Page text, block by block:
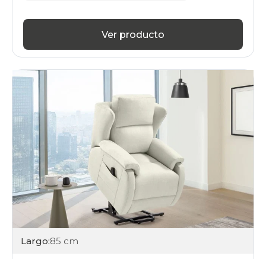
Ver producto
Largo:85 cm